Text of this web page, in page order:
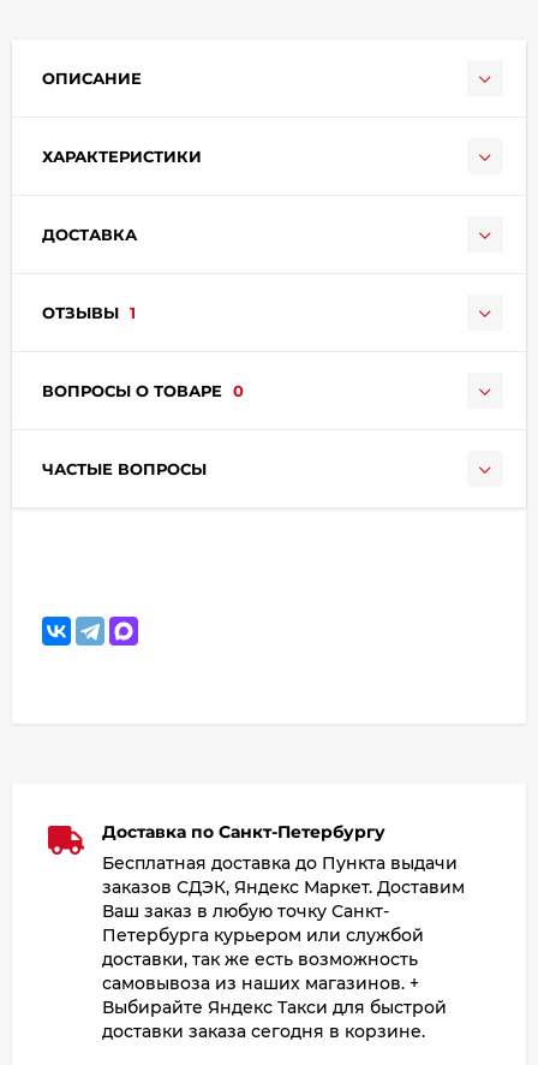
ОПИСАНИЕ
ХАРАКТЕРИСТИКИ
ДОСТАВКА
ОТЗЫВЫ 1
ВОПРОСЫ О ТОВАРЕ 0
ЧАСТЫЕ ВОПРОСЫ
Доставка по Санкт-Петербургу
Бесплатная доставка до Пункта выдачи
заказов СДЭК, Яндекс Маркет. Доставим
Ваш заказ в любую точку Санкт-
Петербурга курьером или службой
доставки, так же есть возможность
самовывоза из наших магазинов. +
Выбирайте Яндекс Такси для быстрой
доставки заказа сегодня в корзине.